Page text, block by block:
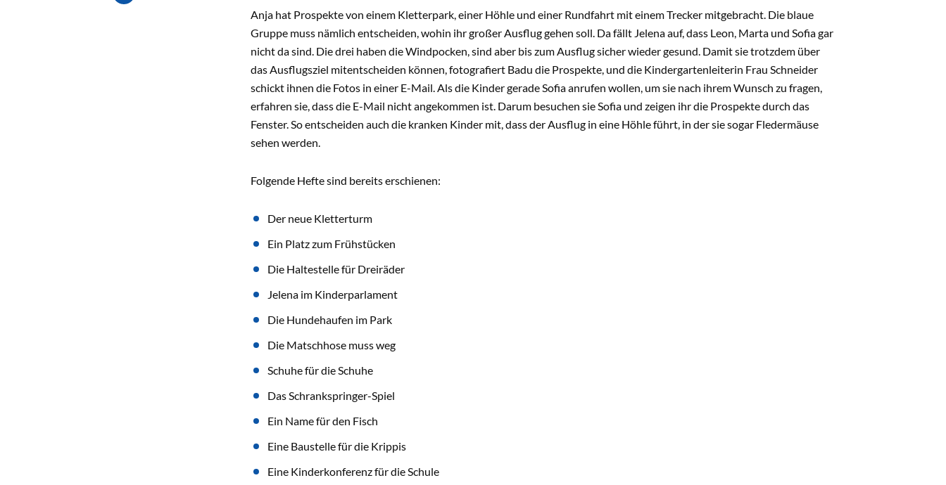
Anja hat Prospekte von einem Kletterpark, einer Höhle und einer Rundfahrt mit einem Trecker mitgebracht. Die blaue
Gruppe muss nämlich entscheiden, wohin ihr großer Ausflug gehen soll. Da fällt Jelena auf, dass Leon, Marta und Sofia gar
nicht da sind. Die drei haben die Windpocken, sind aber bis zum Ausflug sicher wieder gesund. Damit sie trotzdem über
das Ausflugsziel mitentscheiden können, fotografiert Badu die Prospekte, und die Kindergartenleiterin Frau Schneider
schickt ihnen die Fotos in einer E-Mail. Als die Kinder gerade Sofia anrufen wollen, um sie nach ihrem Wunsch zu fragen,
erfahren sie, dass die E-Mail nicht angekommen ist. Darum besuchen sie Sofia und zeigen ihr die Prospekte durch das
Fenster. So entscheiden auch die kranken Kinder mit, dass der Ausflug in eine Höhle führt, in der sie sogar Fledermäuse
sehen werden.
Folgende Hefte sind bereits erschienen:
Der neue Kletterturm
Ein Platz zum Frühstücken
Die Haltestelle für Dreiräder
Jelena im Kinderparlament
Die Hundehaufen im Park
Die Matschhose muss weg
Schuhe für die Schuhe
Das Schrankspringer-Spiel
Ein Name für den Fisch
Eine Baustelle für die Krippis
Eine Kinderkonferenz für die Schule